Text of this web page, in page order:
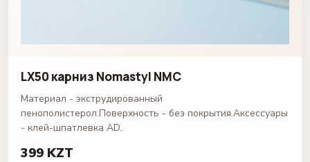
LX50 карниз Nomastyl NMC
Материал - экструдированный
пенополистерол.Поверхность - без покрытия.Аксессуары
- клей-шпатлевка AD..
399 KZT